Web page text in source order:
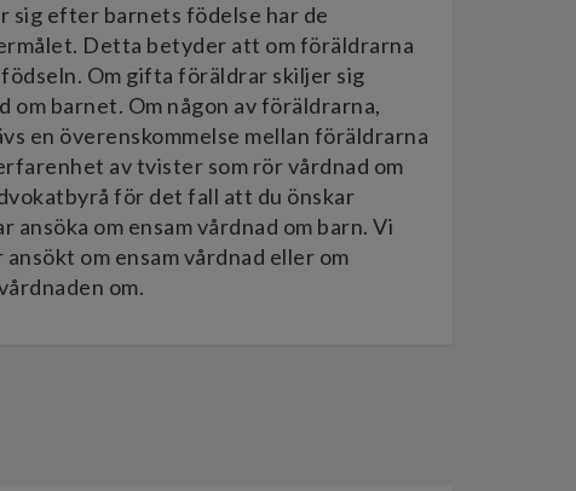
sig efter barnets födelse har de
Detta betyder att om föräldrarna
Om gifta föräldrar skiljer sig
barnet. Om någon av föräldrarna,
en överenskommelse mellan föräldrarna
av tvister som rör vårdnad om
för det fall att du önskar
ansöka om ensam vårdnad om barn. Vi
om ensam vårdnad eller om
om.